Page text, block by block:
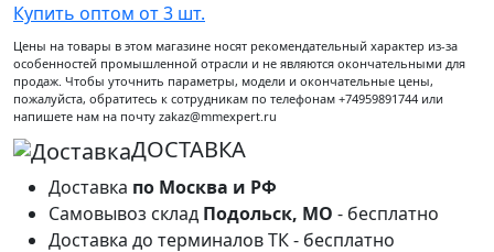
Купить оптом от 3 шт.
Цены на товары в этом магазине носят рекомендательный характер из-за
особенностей промышленной отрасли и не являются окончательными для
продаж. Чтобы уточнить параметры, модели и окончательные цены,
пожалуйста, обратитесь к сотрудникам по телефонам +74959891744 или
напишете нам на почту zakaz@mmexpert.ru
ДОСТАВКА
Доставка по Москва и РФ
Самовывоз склад Подольск, МО - бесплатно
Доставка до терминалов ТК - бесплатно